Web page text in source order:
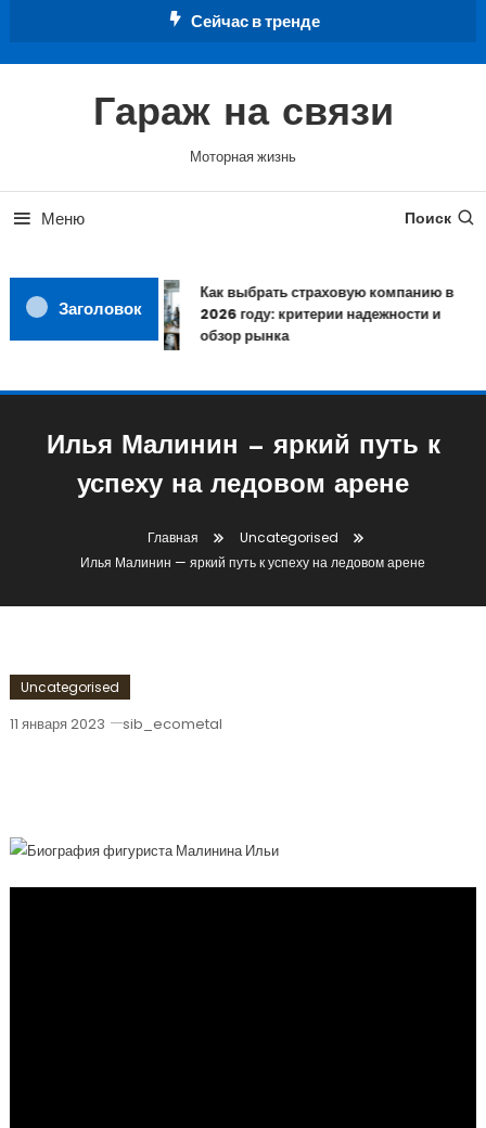
Сейчас в тренде
Гараж на связи
Моторная жизнь
Меню Поиск
Заголовок
Как выбрать страховую компанию в
2026 году: критерии надежности и
обзор рынка
Илья Малинин — яркий путь к
успеху на ледовом арене
Главная
Uncategorised
Илья Малинин — яркий путь к успеху на ледовом арене
Uncategorised
11 января 2023 sib_ecometal